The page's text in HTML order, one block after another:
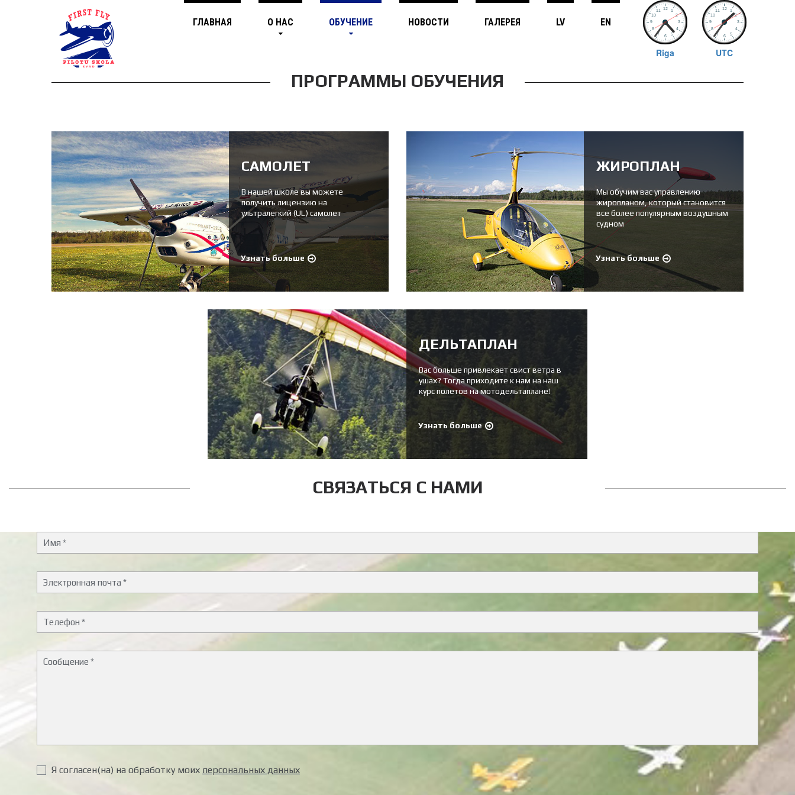
ГЛАВНАЯ О НАС ОБУЧЕНИЕ НОВОСТИ ГАЛЕРЕЯ LV EN
Riga UTC
ПРОГРАММЫ ОБУЧЕНИЯ
САМОЛЕТ
В нашей школе вы можете
получить лицензию на
ультралегкий (UL) самолет
Узнать больше
ЖИРОПЛАН
Мы обучим вас управлению
жиропланом, который становится
все более популярным воздушным
судном
Узнать больше
ДЕЛЬТАПЛАН
Вас больше привлекает свист ветра в
ушах? Тогда приходите к нам на наш
курс полетов на мотодельтаплане!
Узнать больше
СВЯЗАТЬСЯ С НАМИ
Я согласен(на) на обработку моих персональных данных